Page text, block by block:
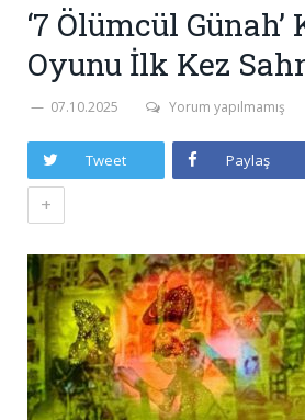
‘7 Ölümcül Günah’
Oyunu İlk Kez
07.10.2025 Yorum yapılmamış
Tweet Paylaş
+